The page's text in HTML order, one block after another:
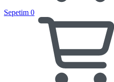
Sepetim 0